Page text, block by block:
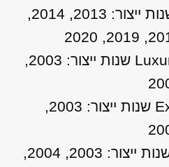
מאזדה 6 2.0 Luxury שנות ייצור: 2013, 2014,
מאזדה 6 2.0, 5 דל’, Luxury שנות ייצור: 2003,
מאזדה 6 2.0, Executive שנות ייצור: 2003,
מאזדה 6 2.0, Luxury שנות ייצור: 2003, 2004,